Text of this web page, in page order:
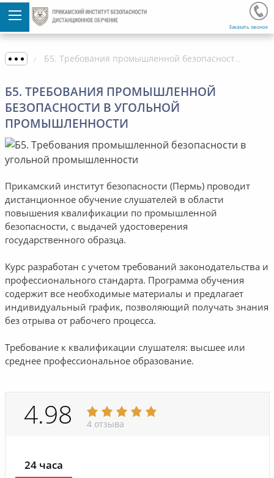
Заказать звонок
Б5. Требования промышленной безопасности в угольной промышленности
Б5. ТРЕБОВАНИЯ ПРОМЫШЛЕННОЙ
БЕЗОПАСНОСТИ В УГОЛЬНОЙ
ПРОМЫШЛЕННОСТИ
Прикамский институт безопасности (Пермь) проводит
дистанционное обучение слушателей в области
повышения квалификации по промышленной
безопасности, с выдачей удостоверения
государственного образца.
Курс разработан с учетом требований законодательства и
профессионального стандарта. Программа обучения
содержит все необходимые материалы и предлагает
индивидуальный график, позволяющий получать знания
без отрыва от рабочего процесса.
Требование к квалификации слушателя: высшее или
среднее профессиональное образование.
4.98 4 отзыва
24 часа